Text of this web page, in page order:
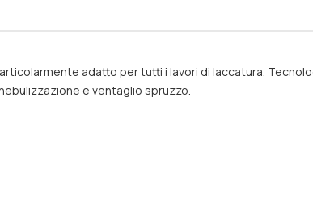
adatto per tutti i lavori di laccatura.
e ventaglio spruzzo.